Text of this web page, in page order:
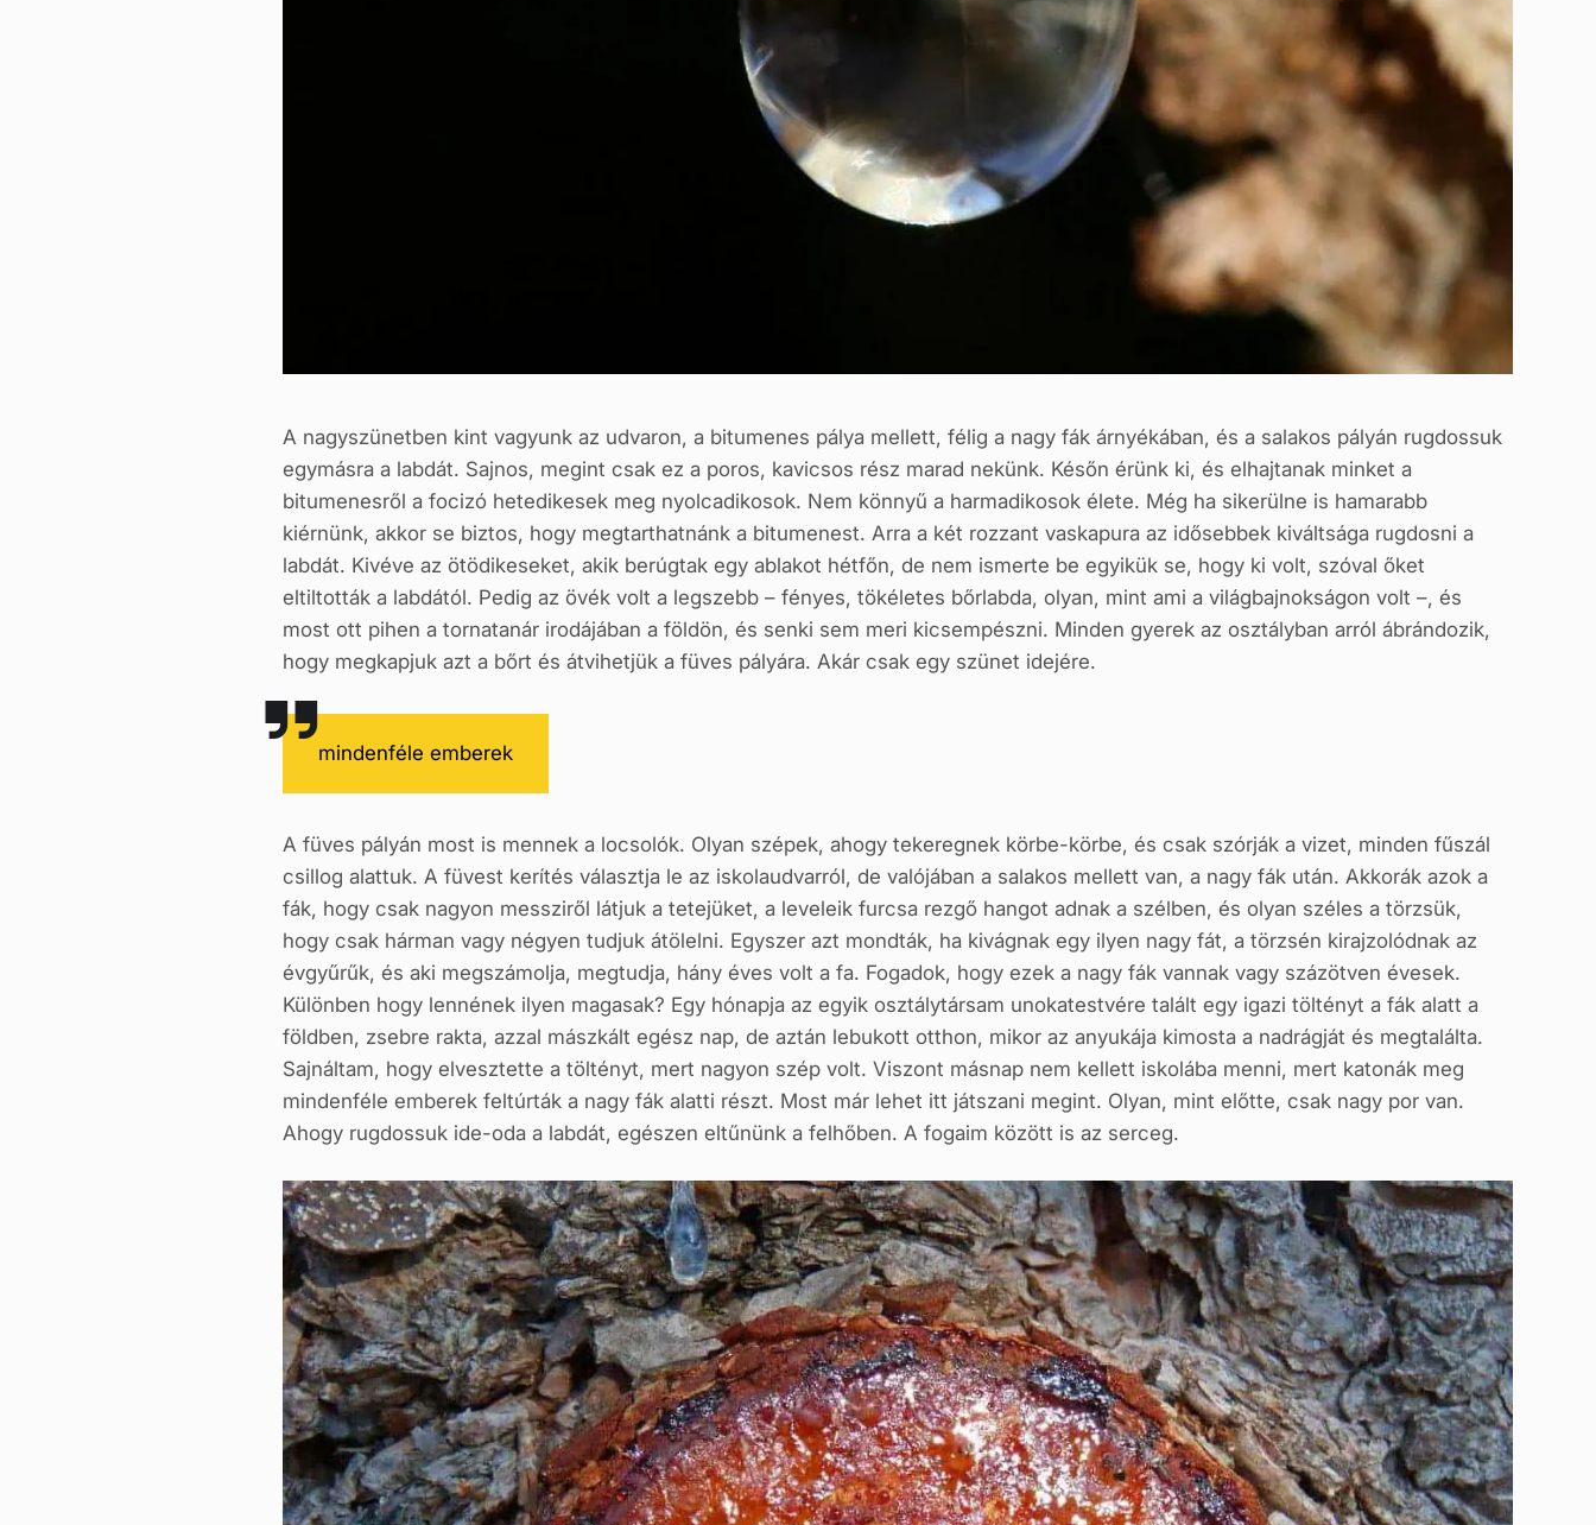
A nagyszünetben kint vagyunk az udvaron, a bitumenes pálya mellett, félig a nagy fák árnyékában, és a salakos pályán rugdossuk
egymásra a labdát. Sajnos, megint csak ez a poros, kavicsos rész marad nekünk. Későn érünk ki, és elhajtanak minket a
bitumenesről a focizó hetedikesek meg nyolcadikosok. Nem könnyű a harmadikosok élete. Még ha sikerülne is hamarabb
kiérnünk, akkor se biztos, hogy megtarthatnánk a bitumenest. Arra a két rozzant vaskapura az idősebbek kiváltsága rugdosni a
labdát. Kivéve az ötödikeseket, akik berúgtak egy ablakot hétfőn, de nem ismerte be egyikük se, hogy ki volt, szóval őket
eltiltották a labdától. Pedig az övék volt a legszebb – fényes, tökéletes bőrlabda, olyan, mint ami a világbajnokságon volt –, és
most ott pihen a tornatanár irodájában a földön, és senki sem meri kicsempészni. Minden gyerek az osztályban arról ábrándozik,
hogy megkapjuk azt a bőrt és átvihetjük a füves pályára. Akár csak egy szünet idejére.
mindenféle emberek
A füves pályán most is mennek a locsolók. Olyan szépek, ahogy tekeregnek körbe-körbe, és csak szórják a vizet, minden fűszál
csillog alattuk. A füvest kerítés választja le az iskolaudvarról, de valójában a salakos mellett van, a nagy fák után. Akkorák azok a
fák, hogy csak nagyon messziről látjuk a tetejüket, a leveleik furcsa rezgő hangot adnak a szélben, és olyan széles a törzsük,
hogy csak hárman vagy négyen tudjuk átölelni. Egyszer azt mondták, ha kivágnak egy ilyen nagy fát, a törzsén kirajzolódnak az
évgyűrűk, és aki megszámolja, megtudja, hány éves volt a fa. Fogadok, hogy ezek a nagy fák vannak vagy százötven évesek.
Különben hogy lennének ilyen magasak? Egy hónapja az egyik osztálytársam unokatestvére talált egy igazi töltényt a fák alatt a
földben, zsebre rakta, azzal mászkált egész nap, de aztán lebukott otthon, mikor az anyukája kimosta a nadrágját és megtalálta.
Sajnáltam, hogy elvesztette a töltényt, mert nagyon szép volt. Viszont másnap nem kellett iskolába menni, mert katonák meg
mindenféle emberek feltúrták a nagy fák alatti részt. Most már lehet itt játszani megint. Olyan, mint előtte, csak nagy por van.
Ahogy rugdossuk ide-oda a labdát, egészen eltűnünk a felhőben. A fogaim között is az serceg.